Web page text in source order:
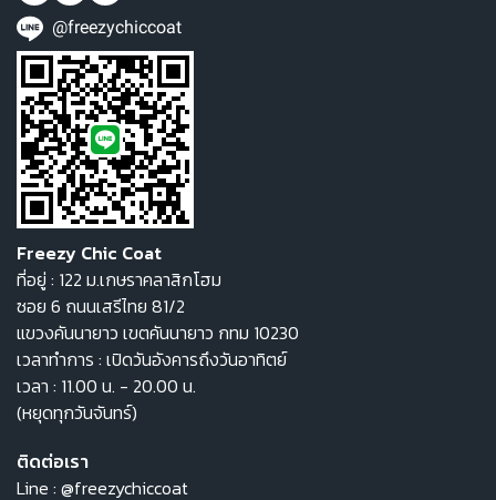
@freezychiccoat
Freezy Chic Coat
ที่อยู่ : 122 ม.เกษราคลาสิกโฮม
ซอย 6 ถนนเสรีไทย 81/2
แขวงคันนายาว เขตคันนายาว กทม 10230
เวลาทำการ : เปิดวันอังคารถึงวันอาทิตย์
เวลา : 11.00 น. - 20.00 น.
(หยุดทุกวันจันทร์)
ติดต่อเรา
Line : @freezychiccoat